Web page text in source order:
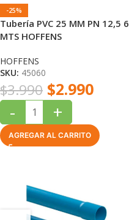
-25%
Tubería PVC 25 MM PN 12,5 6
MTS HOFFENS
HOFFENS
SKU: 45060
$3.990 $2.990
- +
AGREGAR AL CARRITO